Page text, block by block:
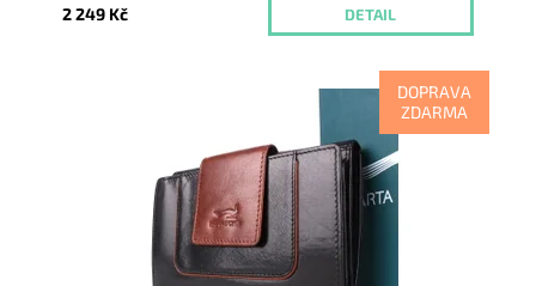
2 249 Kč DETAIL
DOPRAVA
ZDARMA
Kožená značková dámská peněženka v jedinečné
barevné kombinaci černé a hnědé, kde je vidět soulad
Dostupnost:
Skladem
7955
Marta Ponti
2 roky